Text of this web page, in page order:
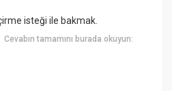
isteği ile bakmak.
Cevabın tamamını burada okuyun: